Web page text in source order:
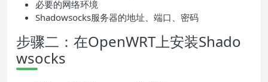
必要的网络环境
Shadowsocks服务器的地址、端口、密码
步骤二：在OpenWRT上安装Shado
wsocks